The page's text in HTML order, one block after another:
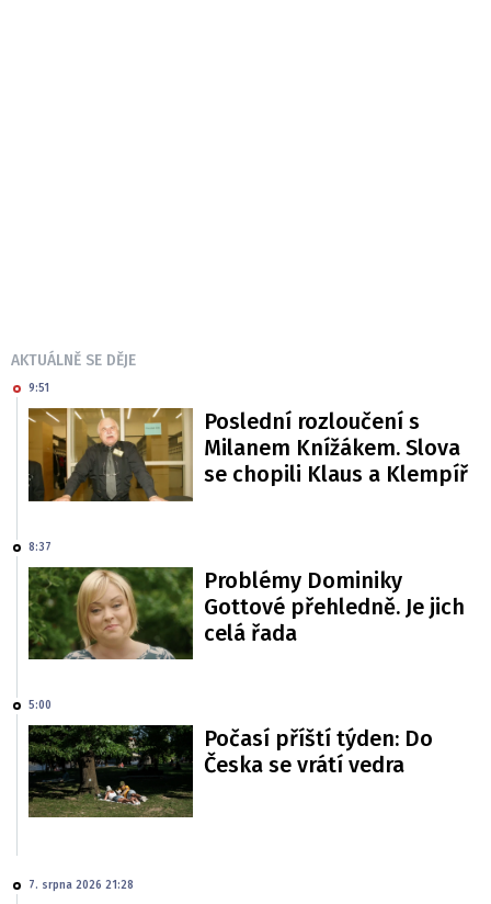
AKTUÁLNĚ SE DĚJE
9:51
Poslední rozloučení s
Milanem Knížákem. Slova
se chopili Klaus a Klempíř
8:37
Problémy Dominiky
Gottové přehledně. Je jich
celá řada
5:00
Počasí příští týden: Do
Česka se vrátí vedra
7. srpna 2026 21:28